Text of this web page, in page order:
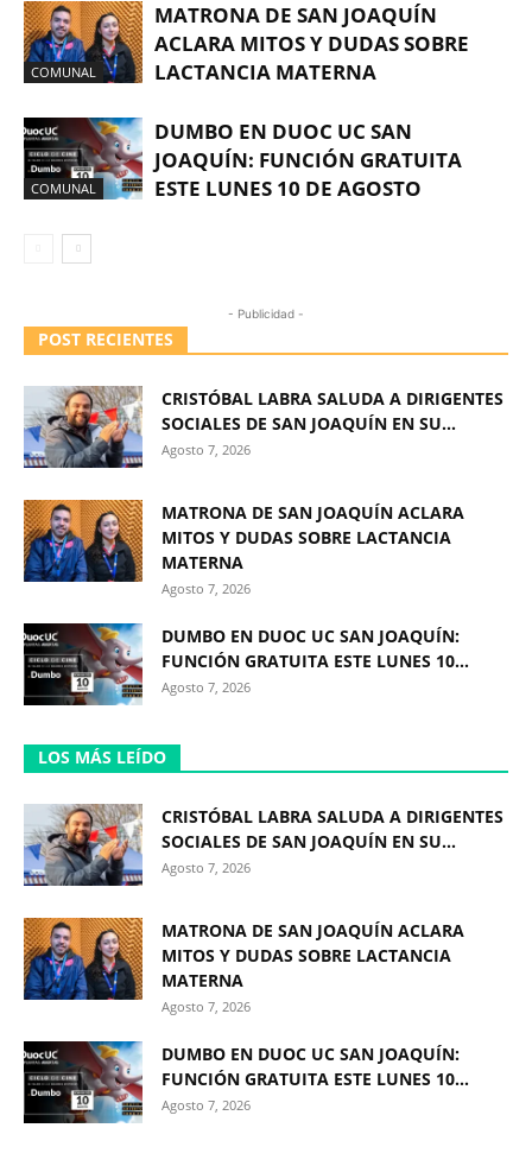
COMUNAL
MATRONA DE SAN JOAQUÍN
ACLARA MITOS Y DUDAS SOBRE
LACTANCIA MATERNA
COMUNAL
DUMBO EN DUOC UC SAN
JOAQUÍN: FUNCIÓN GRATUITA
ESTE LUNES 10 DE AGOSTO
- Publicidad -
POST RECIENTES
CRISTÓBAL LABRA SALUDA A DIRIGENTES
SOCIALES DE SAN JOAQUÍN EN SU...
Agosto 7, 2026
MATRONA DE SAN JOAQUÍN ACLARA
MITOS Y DUDAS SOBRE LACTANCIA
MATERNA
Agosto 7, 2026
DUMBO EN DUOC UC SAN JOAQUÍN:
FUNCIÓN GRATUITA ESTE LUNES 10...
Agosto 7, 2026
LOS MÁS LEÍDO
CRISTÓBAL LABRA SALUDA A DIRIGENTES
SOCIALES DE SAN JOAQUÍN EN SU...
Agosto 7, 2026
MATRONA DE SAN JOAQUÍN ACLARA
MITOS Y DUDAS SOBRE LACTANCIA
MATERNA
Agosto 7, 2026
DUMBO EN DUOC UC SAN JOAQUÍN:
FUNCIÓN GRATUITA ESTE LUNES 10...
Agosto 7, 2026